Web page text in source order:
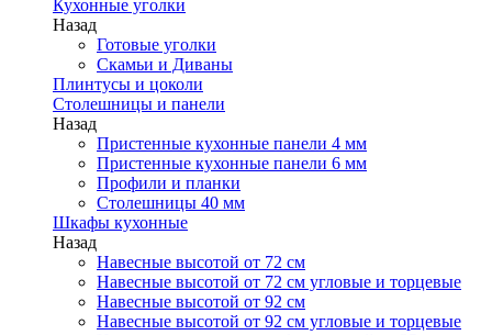
Кухонные уголки
Назад
Готовые уголки
Скамьи и Диваны
Плинтусы и цоколи
Столешницы и панели
Назад
Пристенные кухонные панели 4 мм
Пристенные кухонные панели 6 мм
Профили и планки
Столешницы 40 мм
Шкафы кухонные
Назад
Навесные высотой от 72 см
Навесные высотой от 72 см угловые и торцевые
Навесные высотой от 92 см
Навесные высотой от 92 см угловые и торцевые